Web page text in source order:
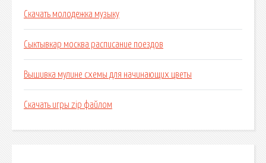
Скачать молодежка музыку
Сыктывкар москва расписание поездов
Вышивка мулине схемы для начинающих цветы
Скачать игры zip файлом